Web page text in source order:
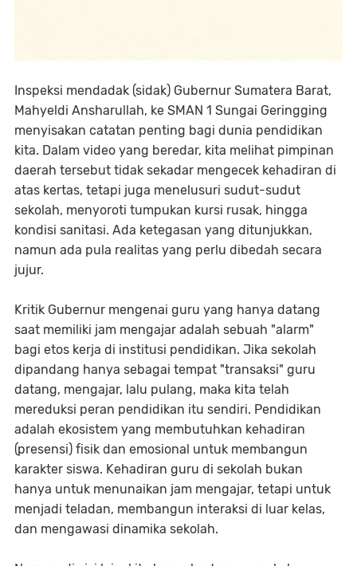
Inspeksi mendadak (sidak) Gubernur Sumatera Barat,
Mahyeldi Ansharullah, ke SMAN 1 Sungai Geringging
menyisakan catatan penting bagi dunia pendidikan
kita. Dalam video yang beredar, kita melihat pimpinan
daerah tersebut tidak sekadar mengecek kehadiran di
atas kertas, tetapi juga menelusuri sudut-sudut
sekolah, menyoroti tumpukan kursi rusak, hingga
kondisi sanitasi. Ada ketegasan yang ditunjukkan,
namun ada pula realitas yang perlu dibedah secara
jujur.
Kritik Gubernur mengenai guru yang hanya datang
saat memiliki jam mengajar adalah sebuah "alarm"
bagi etos kerja di institusi pendidikan. Jika sekolah
dipandang hanya sebagai tempat "transaksi" guru
datang, mengajar, lalu pulang, maka kita telah
mereduksi peran pendidikan itu sendiri. Pendidikan
adalah ekosistem yang membutuhkan kehadiran
(presensi) fisik dan emosional untuk membangun
karakter siswa. Kehadiran guru di sekolah bukan
hanya untuk menunaikan jam mengajar, tetapi untuk
menjadi teladan, membangun interaksi di luar kelas,
dan mengawasi dinamika sekolah.